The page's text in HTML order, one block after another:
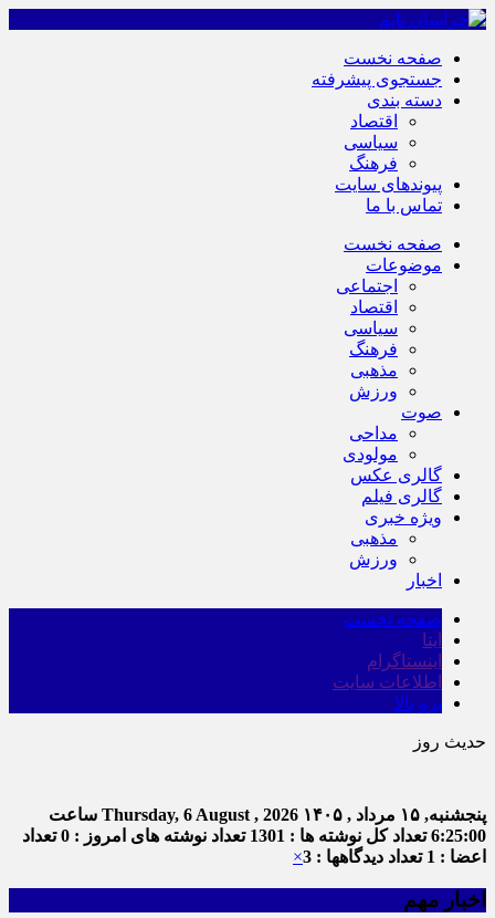
صفحه نخست
جستجوی پیشرفته
دسته بندی
اقتصاد
سیاسی
فرهنگ
پیوندهای سایت
تماس با ما
صفحه نخست
موضوعات
اجتماعی
اقتصاد
سیاسی
فرهنگ
مذهبی
ورزش
صوت
مداحی
مولودی
گالری عکس
گالری فیلم
ویژه خبری
مذهبی
ورزش
اخبار
صفحه نخست
ایتا
اینستاگرام
اطلاعات سایت
برو بالا
حدیث روز
پنجشنبه, ۱۵ مرداد , ۱۴۰۵ Thursday, 6 August , 2026 ساعت
6:25:01تعداد کل نوشته ها : 1301 تعداد نوشته های امروز : 0
تعداد
اعضا : 1
تعداد دیدگاهها : 3 ×
اخبار مهم